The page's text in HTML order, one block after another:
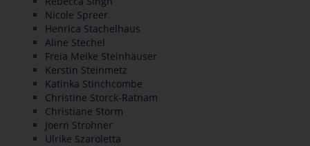
Nicole Spreer
Henrica Stachelhaus
Aline Stechel
Freia Meike Steinhäuser
Kerstin Steinmetz
Katinka Stinchcombe
Christine Storck-Ratnam
Christiane Storm
Joern Strohner
Ulrike Szaroletta